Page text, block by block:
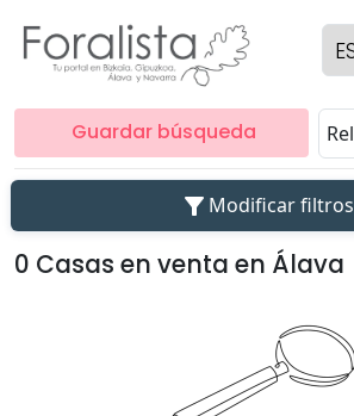
Guardar búsqueda
filter_alt Modificar filtros
0 Casas en venta en Álava